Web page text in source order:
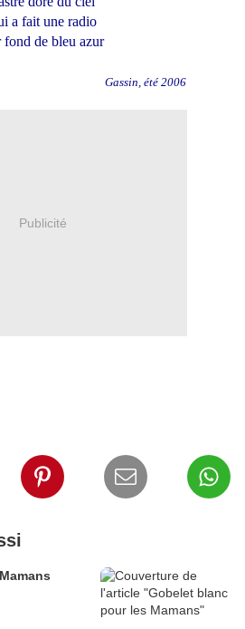
a fait une radio
fond de bleu azur
été 2006
Publicité